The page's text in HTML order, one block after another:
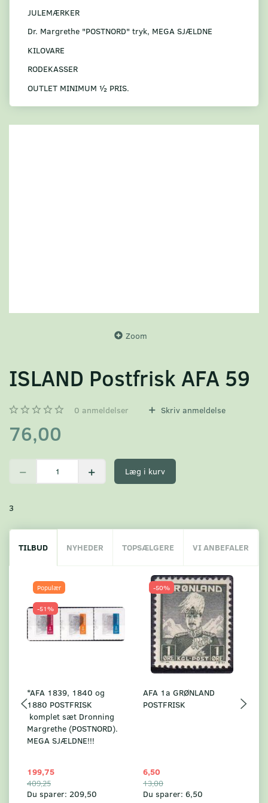
JULEMÆRKER
Dr. Margrethe "POSTNORD" tryk, MEGA SJÆLDNE
KILOVARE
RODEKASSER
OUTLET MINIMUM ½ PRIS.
Zoom
ISLAND Postfrisk AFA 59
0 anmeldelser Skriv anmeldelse
76,00
Læg i kurv
3
TILBUD NYHEDER TOPSÆLGERE VI ANBEFALER
Populær
-51%
*AFA 1839, 1840 og
1880 POSTFRISK
komplet sæt Dronning
Margrethe (POSTNORD).
MEGA SJÆLDNE!!!
199,75
409,25
Du sparer: 209,50
-50%
AFA 1a GRØNLAND
POSTFRISK
6,50
13,00
Du sparer: 6,50